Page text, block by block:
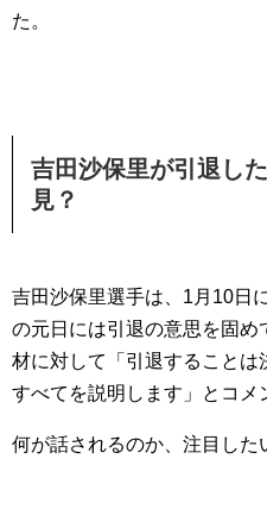
た。
吉田沙保里が引退し
見？
吉田沙保里選手は、1月10日
の元日には引退の意思を固め
材に対して「引退することは
すべてを説明します」とコメ
何が話されるのか、注目した